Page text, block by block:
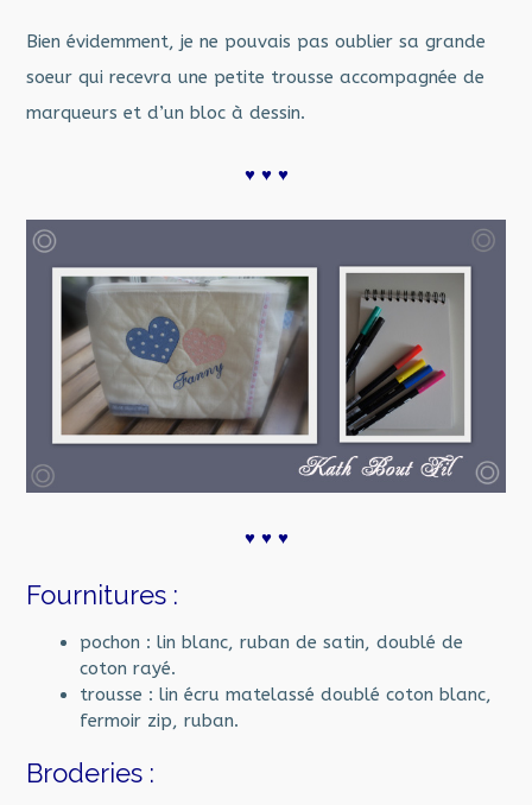
Bien évidemment, je ne pouvais pas oublier sa grande
soeur qui recevra une petite trousse accompagnée de
marqueurs et d’un bloc à dessin.
♥ ♥ ♥
♥ ♥ ♥
Fournitures :
pochon : lin blanc, ruban de satin, doublé de
coton rayé.
trousse : lin écru matelassé doublé coton blanc,
fermoir zip, ruban.
Broderies :